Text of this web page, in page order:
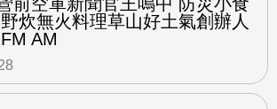
炊無火料理草山好土氣創辦人
AM